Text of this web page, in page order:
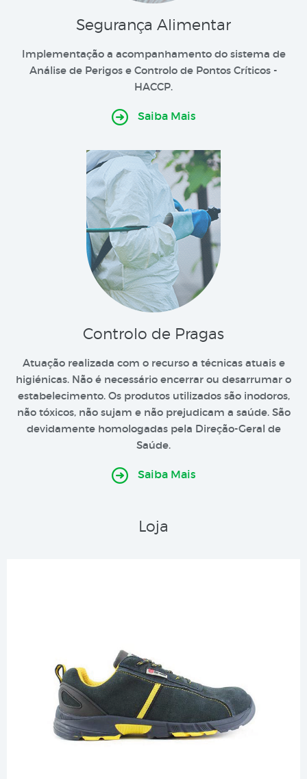
Segurança Alimentar
Implementação a acompanhamento do sistema de
Análise de Perigos e Controlo de Pontos Críticos -
HACCP.
Saiba Mais
Controlo de Pragas
Atuação realizada com o recurso a técnicas atuais e
higiénicas. Não é necessário encerrar ou desarrumar o
estabelecimento. Os produtos utilizados são inodoros,
não tóxicos, não sujam e não prejudicam a saúde. São
devidamente homologadas pela Direção-Geral de
Saúde.
Saiba Mais
Loja